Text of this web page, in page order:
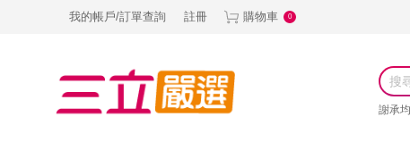
我的帳戶/訂單查詢 註冊 購物車 0
謝承